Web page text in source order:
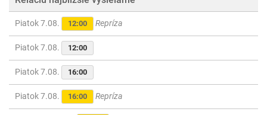
Piatok 7.08. 12:00 Repríza
Piatok 7.08. 12:00
Piatok 7.08. 16:00
Piatok 7.08. 16:00 Repríza